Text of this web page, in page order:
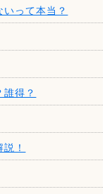
って本当？
得？
！